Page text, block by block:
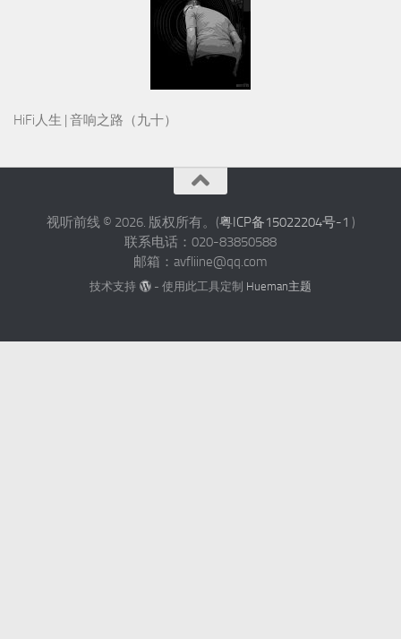
HiFi人生 | 音响之路（九十）
视听前线 © 2026. 版权所有。(粤ICP备15022204号-1 )
联系电话：020-83850588
邮箱：avfliine@qq.com
技术支持 - 使用此工具定制 Hueman主题